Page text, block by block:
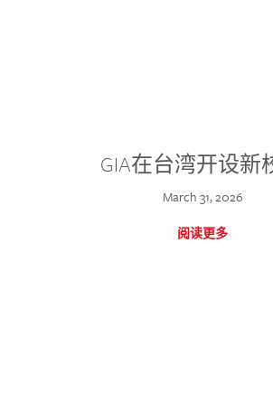
GIA在台湾开设新
March 31, 2026
阅读更多